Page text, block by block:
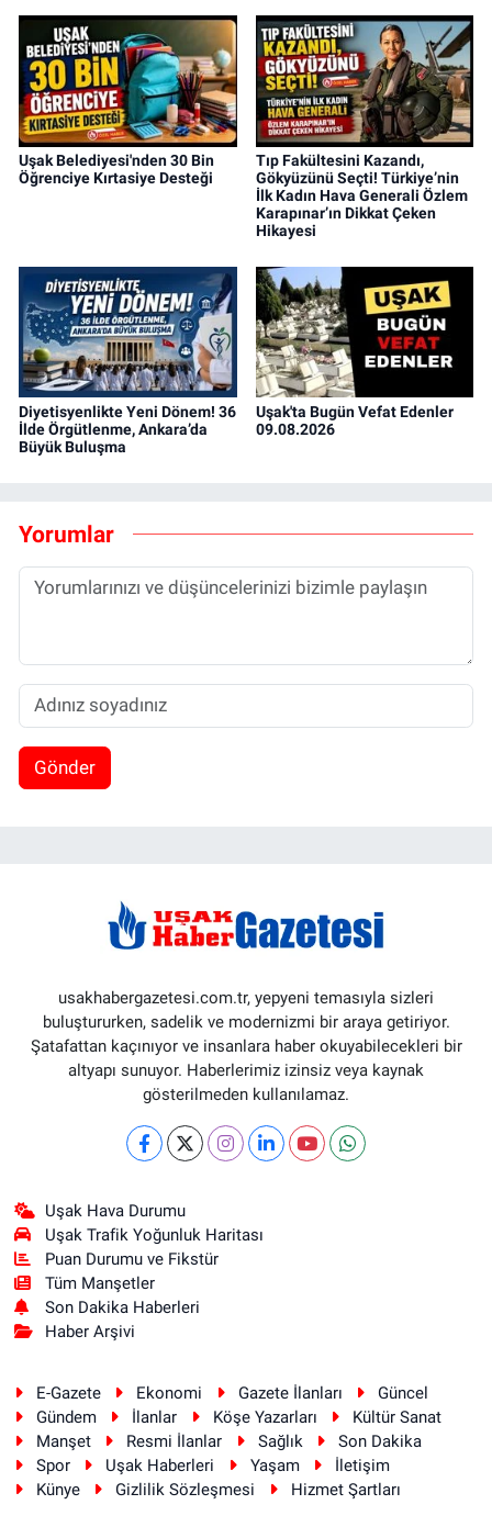
Uşak Belediyesi'nden 30 Bin
Öğrenciye Kırtasiye Desteği
Tıp Fakültesini Kazandı,
Gökyüzünü Seçti! Türkiye’nin
İlk Kadın Hava Generali Özlem
Karapınar’ın Dikkat Çeken
Hikayesi
Diyetisyenlikte Yeni Dönem! 36
İlde Örgütlenme, Ankara’da
Büyük Buluşma
Uşak'ta Bugün Vefat Edenler
09.08.2026
Yorumlar
Gönder
usakhabergazetesi.com.tr, yepyeni temasıyla sizleri
buluştururken, sadelik ve modernizmi bir araya getiriyor.
Şatafattan kaçınıyor ve insanlara haber okuyabilecekleri bir
altyapı sunuyor. Haberlerimiz izinsiz veya kaynak
gösterilmeden kullanılamaz.
Uşak Hava Durumu
Uşak Trafik Yoğunluk Haritası
Puan Durumu ve Fikstür
Tüm Manşetler
Son Dakika Haberleri
Haber Arşivi
E-Gazete Ekonomi Gazete İlanları
Güncel
Gündem
İlanlar Köşe Yazarları
Kültür Sanat
Manşet
Resmi İlanlar Sağlık
Son Dakika
Spor
Uşak Haberleri Yaşam
İletişim
Künye
Gizlilik Sözleşmesi Hizmet Şartları